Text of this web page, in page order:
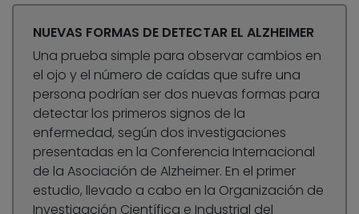
NUEVAS FORMAS DE DETECTAR EL ALZHEIMER
Una prueba simple para observar cambios en
el ojo y el número de caídas que sufre una
persona podrían ser dos nuevas formas para
detectar los primeros signos de la
enfermedad, según dos investigaciones
presentadas en la Conferencia Internacional
de la Asociación de Alzheimer. En el primer
estudio, llevado a cabo en la Organización de
Investigación Científica e Industrial del